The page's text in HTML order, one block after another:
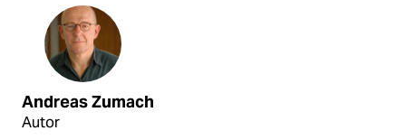
Andreas Zumach
Autor